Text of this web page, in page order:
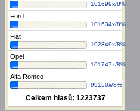
101699x/8%
Ford
101634x/8%
Fiat
102849x/8%
Opel
101747x/8%
Alfa Romeo
99150x/8%
Celkem hlasů: 1223737